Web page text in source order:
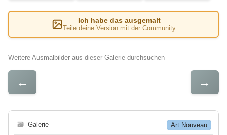
Ich habe das ausgemalt
Teile deine Version mit der Community
Weitere Ausmalbilder aus dieser Galerie durchsuchen
← →
🗃 Galerie Art Nouveau